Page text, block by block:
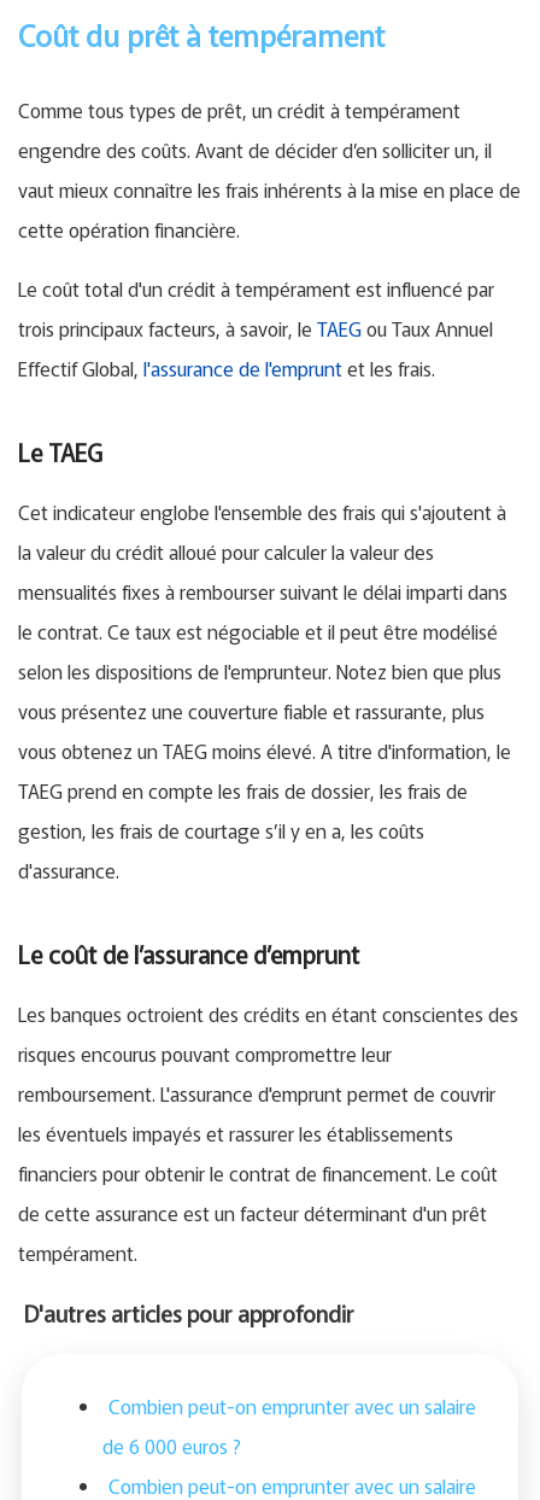
Coût du prêt à tempérament
Comme tous types de prêt, un crédit à tempérament
engendre des coûts. Avant de décider d’en solliciter un, il
vaut mieux connaître les frais inhérents à la mise en place de
cette opération financière.
Le coût total d'un crédit à tempérament est influencé par
trois principaux facteurs, à savoir, le TAEGou Taux Annuel
Effectif Global, l'assurance de l'empruntet les frais.
Le TAEG
Cet indicateur englobe l'ensemble des frais qui s'ajoutent à
la valeur du crédit alloué pour calculer la valeur des
mensualités fixes à rembourser suivant le délai imparti dans
le contrat. Ce taux est négociable et il peut être modélisé
selon les dispositions de l'emprunteur. Notez bien que plus
vous présentez une couverture fiable et rassurante, plus
vous obtenez un TAEG moins élevé. A titre d'information, le
TAEG prend en compte les frais de dossier, les frais de
gestion, les frais de courtage s’il y en a, les coûts
d'assurance.
Le coût de l’assurance d’emprunt
Les banques octroient des crédits en étant conscientes des
risques encourus pouvant compromettre leur
remboursement. L'assurance d'emprunt permet de couvrir
les éventuels impayés et rassurer les établissements
financiers pour obtenir le contrat de financement. Le coût
de cette assurance est un facteur déterminant d'un prêt
tempérament.
D'autres articles pour approfondir
Combien peut-on emprunter avec un salaire
de 6 000 euros ?
Combien peut-on emprunter avec un salaire